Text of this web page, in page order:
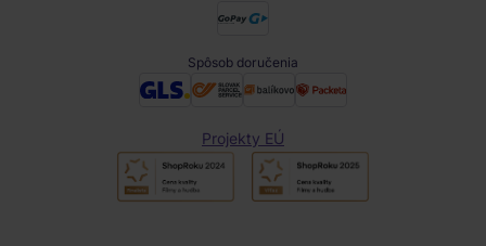
Spôsob doručenia
Projekty EÚ